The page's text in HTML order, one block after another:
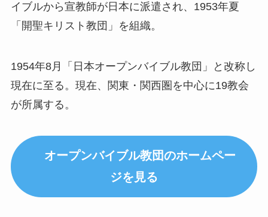
イブルから宣教師が日本に派遣され、1953年夏
「開聖キリスト教団」を組織。
1954年8月「日本オープンバイブル教団」と改称し
現在に至る。現在、関東・関西圏を中心に19教会
が所属する。
オープンバイブル教団のホームペー
ジを見る